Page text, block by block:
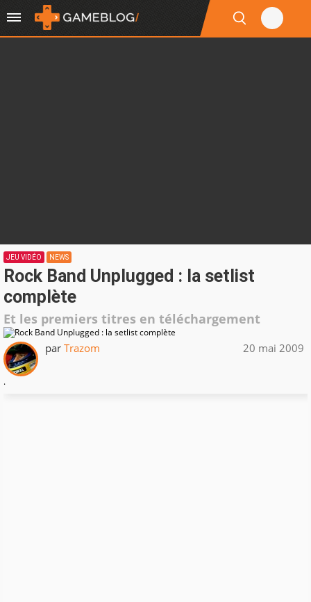
JEU VIDÉO NEWS
Rock Band Unplugged : la setlist
complète
Et les premiers titres en téléchargement
par Trazom 20 mai 2009
.